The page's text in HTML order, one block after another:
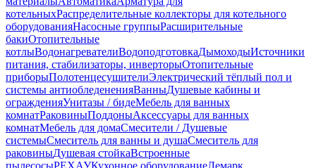
котельныхРаспределительные коллекторы для котельного
оборудованияНасосные группыРасширительные
бакиОтопительные
котлыВодонагревателиВодоподготовкаДымоходыИсточники
питания, стабилизаторы, инверторыОтопительные
приборыПолотенцесушителиЭлектрический тёплый пол и
системы антиобледененияВанныДушевые кабины и
огражденияУнитазы / бидеМебель для ванных
комнатРаковиныПоддоныАксессуары для ванных
комнатМебель для домаСмесители / Душевые
системыСмеситель для ванны и душаСмеситель для
раковиныДушевая стойкаВстроенные
пылесосыРЕХАУКухонное оборудованиеЛемарк